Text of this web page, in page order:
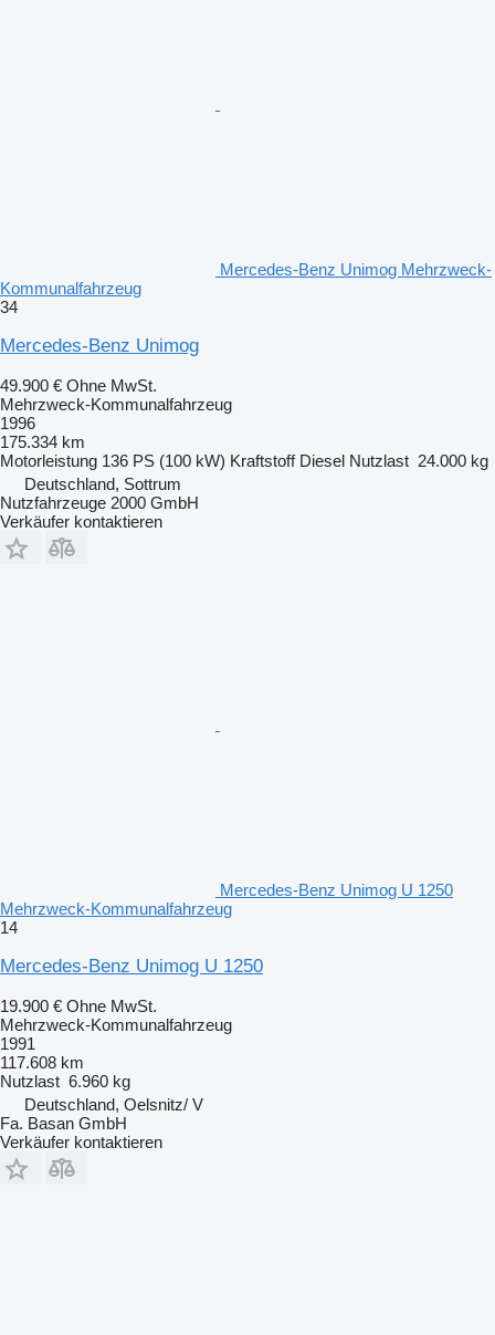
Mercedes-Benz Unimog Mehrzweck-
Kommunalfahrzeug
34
Mercedes-Benz Unimog
49.900 € Ohne MwSt.
Mehrzweck-Kommunalfahrzeug
1996
175.334 km
Motorleistung 136 PS (100 kW) Kraftstoff Diesel Nutzlast 24.000 kg
Deutschland, Sottrum
Nutzfahrzeuge 2000 GmbH
Verkäufer kontaktieren
Mercedes-Benz Unimog U 1250
Mehrzweck-Kommunalfahrzeug
14
Mercedes-Benz Unimog U 1250
19.900 € Ohne MwSt.
Mehrzweck-Kommunalfahrzeug
1991
117.608 km
Nutzlast 6.960 kg
Deutschland, Oelsnitz/ V
Fa. Basan GmbH
Verkäufer kontaktieren